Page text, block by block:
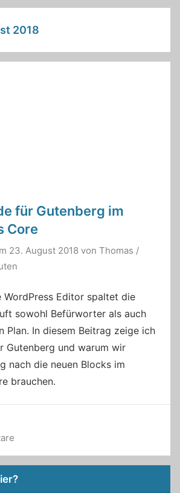
2018
für Gutenberg im
Core
23. August 2018 von Thomas /
WordPress Editor spaltet die
sowohl Befürworter als auch
Plan. In diesem Beitrag zeige ich
Gutenberg und warum wir
nach die neuen Blocks im
brauchen.